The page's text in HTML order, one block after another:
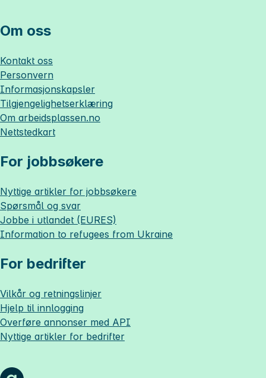
Om oss
Kontakt oss
Personvern
Informasjonskapsler
Tilgjengelighetserklæring
Om arbeidsplassen.no
Nettstedkart
For jobbsøkere
Nyttige artikler for jobbsøkere
Spørsmål og svar
Jobbe i utlandet (EURES)
Information to refugees from Ukraine
For bedrifter
Vilkår og retningslinjer
Hjelp til innlogging
Overføre annonser med API
Nyttige artikler for bedrifter